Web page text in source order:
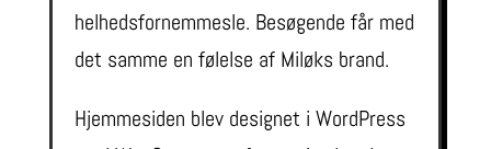
helhedsfornemmesle. Besøgende får med
det samme en følelse af Miløks brand.
Hjemmesiden blev designet i WordPress